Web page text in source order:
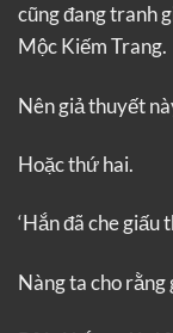
cũng đang tranh
Mộc Kiếm Trang.
Nên giả thuyết
Hoặc thứ hai.
‘Hắn đã che giấu
Nàng ta cho